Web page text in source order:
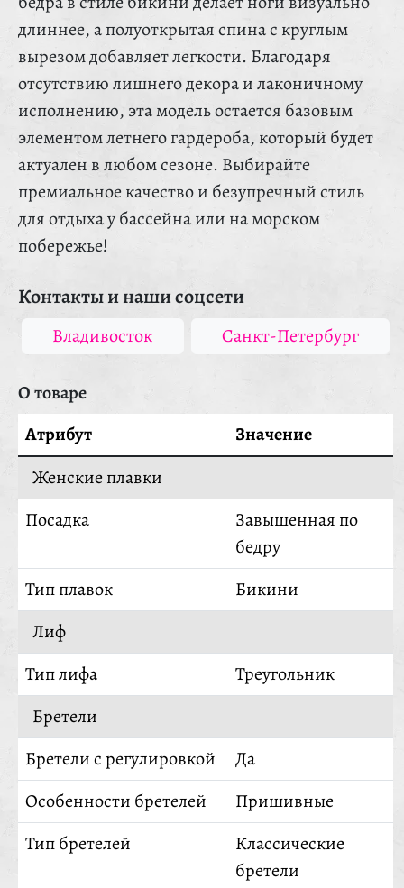
длиннее, а полуоткрытая спина с круглым
вырезом добавляет легкости. Благодаря
отсутствию лишнего декора и лаконичному
исполнению, эта модель остается базовым
элементом летнего гардероба, который будет
актуален в любом сезоне. Выбирайте
премиальное качество и безупречный стиль
для отдыха у бассейна или на морском
побережье!
Контакты и наши соцсети
Владивосток Санкт-Петербург
О товаре
Атрибут
Значение
Женские плавки
Посадка
Завышенная по
бедру
Тип плавок
Бикини
Лиф
Тип лифа
Треугольник
Бретели
Бретели с регулировкой
Да
Особенности бретелей
Пришивные
Тип бретелей
Классические
бретели